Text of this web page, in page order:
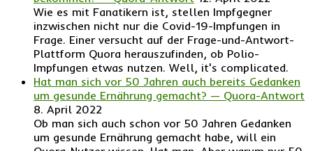
Wie es mit Fanatikern ist, stellen Impfgegner
inzwischen nicht nur die Covid-19-Impfungen in
Frage. Einer versucht auf der Frage-und-Antwort-
Plattform Quora herauszufinden, ob Polio-
Impfungen etwas nutzen. Well, it's complicated.
Hat man sich vor 50 Jahren auch bereits Gedanken
um gesunde Ernährung gemacht? — Quora-Antwort
8. April 2022
Ob man sich auch schon vor 50 Jahren Gedanken
um gesunde Ernährung gemacht habe, will ein